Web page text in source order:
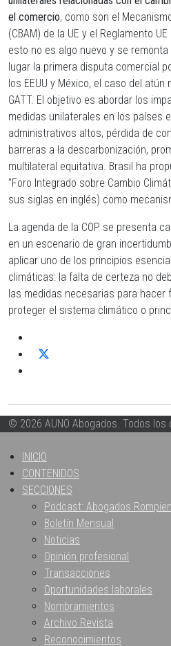
el comercio, como son el
(CBAM) de la UE y el Reglamento
esto no es algo nuevo y se
lugar la primera disputa comercial
los EEUU y México, el caso del atún
GATT. El objetivo es abordar los
medidas unilaterales en los países
administrativos altos, pérdida de
barreras a la descarbonización,
multilateral equitativa. Brasil ha
"Foro Integrado sobre Cambio
sus siglas en inglés) como
La agenda de la COP se presenta
en un escenario de gran
aplicar uno de los principios
climáticas: la falta de certeza no
las medidas necesarias para hacer
proteger el sistema climático o
© 2026 AUNO Abogados. Todos
INICIO
CONTENIDOS
SECCIONES
Podcast: Abogados
Boletín Mensual
Noticias
Opinión profesional
Transacciones
Oportunidades laborales
Nombramientos
Archivo Revista
Reconocimientos